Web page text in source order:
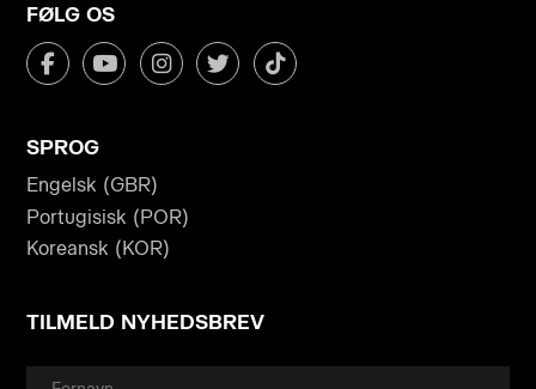
FØLG OS
SPROG
Engelsk (GBR)
Portugisisk (POR)
Koreansk (KOR)
TILMELD NYHEDSBREV